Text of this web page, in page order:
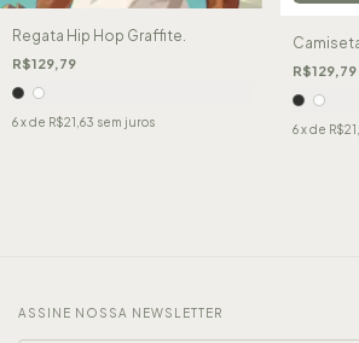
Regata Hip Hop Graffite.
R$129,79
6x de R$21,63 sem juros
R$129,79
6 x de
ASSINE NOSSA NEWSLETTER